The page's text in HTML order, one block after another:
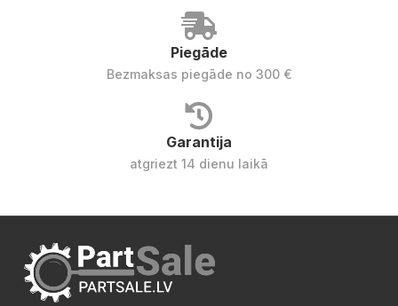
Piegāde
Bezmaksas piegāde no 300 €
Garantija
atgriezt 14 dienu laikā